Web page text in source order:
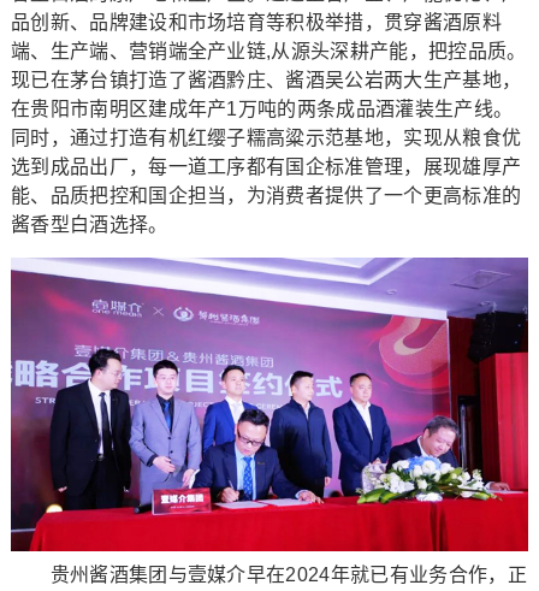
品创新、品牌建设和市场培育等积极举措，贯穿酱酒原料
端、生产端、营销端全产业链,从源头深耕产能，把控品质。
现已在茅台镇打造了酱酒黔庄、酱酒吴公岩两大生产基地，
在贵阳市南明区建成年产1万吨的两条成品酒灌装生产线。
同时，通过打造有机红缨子糯高粱示范基地，实现从粮食优
选到成品出厂，每一道工序都有国企标准管理，展现雄厚产
能、品质把控和国企担当，为消费者提供了一个更高标准的
酱香型白酒选择。
贵州酱酒集团与壹媒介早在2024年就已有业务合作，正